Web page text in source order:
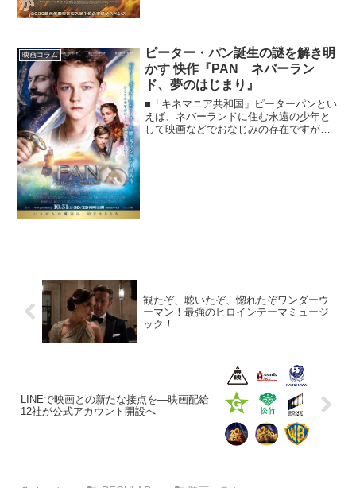
映画コラム
ピーター・パン誕生の謎を解き明
かす 快作『PAN ネバーラン
ド、夢のはじまり』
■「キネマニア共和国」ピーターパンとい
えば、ネバーランドに住む永遠の少年と
して映画などでおなじみの存在ですが、
観たぞ、聴いたぞ、惚れたぞワンダーウ
ーマン！最強のヒロインテーマミュージ
ック！
LINEで映画との新たな接点を―映画配給
12社が公式アカウント開設へ